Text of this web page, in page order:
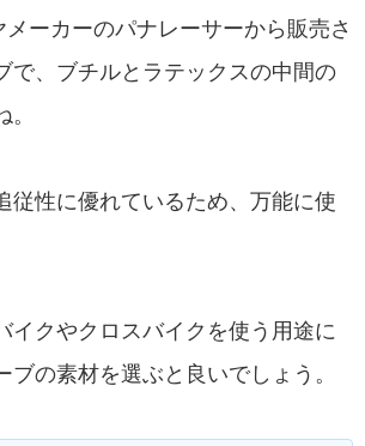
ーカーのパナレーサーから販売さ
で、ブチルとラテックスの中間の
従性に優れているため、万能に使
イクやクロスバイクを使う用途に
ブの素材を選ぶと良いでしょう。